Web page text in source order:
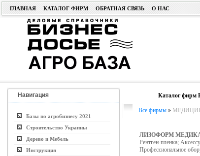
ГЛАВНАЯ КАТАЛОГ ФИРМ ОБРАТНАЯ СВЯЗЬ О НАС
Навигация
Базы по агробизнесу 2021
Строительство Украины
Дерево и Мебель
Инструкция
Каталог фирм
Все фирмы»
ЛИЗОФОРМ
Рентген-пленка;
Профессиональное